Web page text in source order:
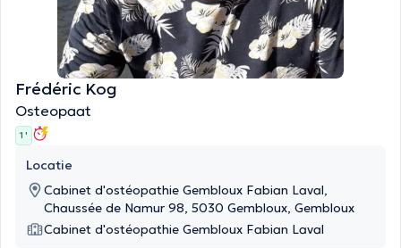
Frédéric Kog
Osteopaat
1 '
Locatie
Cabinet d'ostéopathie Gembloux Fabian Laval,
Chaussée de Namur 98, 5030 Gembloux, Gembloux
Cabinet d'ostéopathie Gembloux Fabian Laval